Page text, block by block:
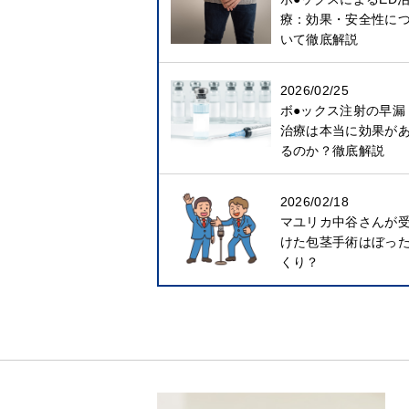
療：効果・安全性につ
いて徹底解説
2026/02/25
ボ●ックス注射の早漏
治療は本当に効果があ
るのか？徹底解説
2026/02/18
マユリカ中谷さんが受
けた包茎手術はぼった
くり？